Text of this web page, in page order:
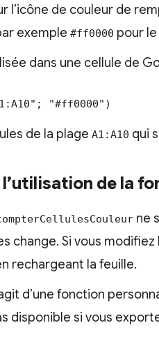
l’icône de couleur de
exemple #ff0000 pour
dans une cellule de
"#ff0000")
de la plage A1:A10 qui
de la
ne
change. Si vous
rechargeant la feuille.
d’une fonction
disponible si vous